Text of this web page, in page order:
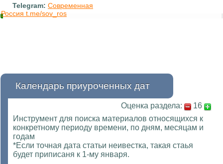
Telegram: Современная
Россия t.me/sov_ros
Календарь приуроченных дат
Оценка раздела:
16
Инструмент для поиска материалов относящихся к
конкретному периоду времени, по дням, месяцам и
годам
*Если точная дата статьи неивестка, такая стаья
будет приписаня к 1-му января.